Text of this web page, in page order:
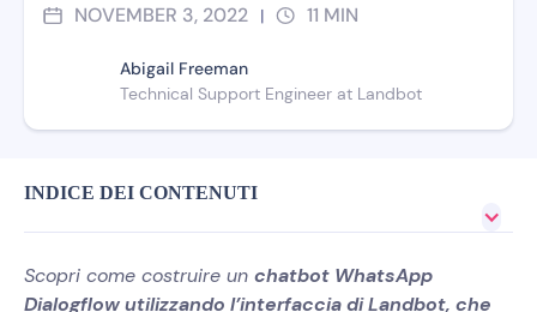
NOVEMBER 3, 2022 | 11 MIN
Abigail Freeman
Technical Support Engineer at Landbot
INDICE DEI CONTENUTI
Scopri come costruire un chatbot WhatsApp
Dialogflow utilizzando l’interfaccia di Landbot, che